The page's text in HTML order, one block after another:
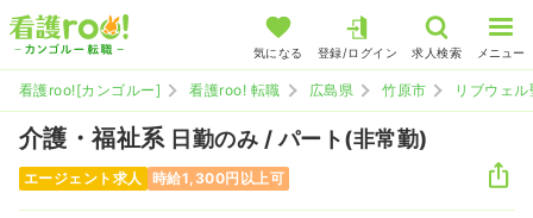
気になる 登録/ログイン 求人検索 メニュー
看護roo![カンゴルー] 看護roo! 転職 広島県 竹原市 リブウェ
介護・福祉系 日勤のみ / パート(非常勤)
エージェント求人 時給1,300円以上可